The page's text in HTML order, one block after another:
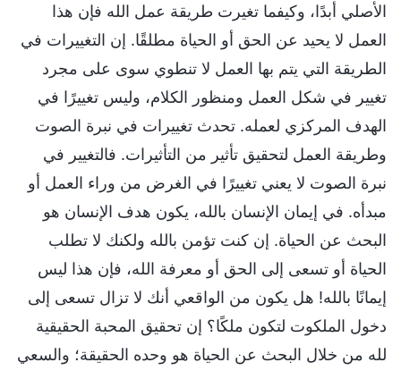
الأصلي أبدًا، وكيفما تغيرت طريقة عمل الله فإن هذا
العمل لا يحيد عن الحق أو الحياة مطلقًا. إن التغييرات في
الطريقة التي يتم بها العمل لا تنطوي سوى على مجرد
تغيير في شكل العمل ومنظور الكلام، وليس تغييرًا في
الهدف المركزي لعمله. تحدث تغييرات في نبرة الصوت
وطريقة العمل لتحقيق تأثير من التأثيرات. فالتغيير في
نبرة الصوت لا يعني تغييرًا في الغرض من وراء العمل أو
مبدأه. في إيمان الإنسان بالله، يكون هدف الإنسان هو
البحث عن الحياة. إن كنت تؤمن بالله ولكنك لا تطلب
الحياة أو تسعى إلى الحق أو معرفة الله، فإن هذا ليس
إيمانًا بالله! هل يكون من الواقعي أنك لا تزال تسعى إلى
دخول الملكوت لتكون ملكًا؟ إن تحقيق المحبة الحقيقية
لله من خلال البحث عن الحياة هو وحده الحقيقة؛ والسعي